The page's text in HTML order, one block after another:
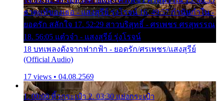
ธาตุแท้ของเธอ - แสงสุรีย์ รุ่งโรจน์ 16. 49:57 กำนันกำใน -
ยอดรัก สลักใจ 17. 52:29 สาวบริสุทธิ์ - ศรเพชร ศรสุพรรณ
18. 56:05 แต๋วจ๋า - แสงสุรีย์ รุ่งโรจน์
18 บทเพลงดังจากฟากฟ้า - ยอดรัก/ศรเพชร/แสงสุรีย์
(Official Audio)
17 views • 04.08.2569
1. 00:00 หิ้วกระเป๋า 2. 03:30 แย่งกระเป๋า